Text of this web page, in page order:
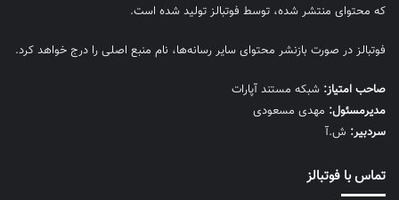
که محتوای منتشر شده، توسط فوتبالز تولید شده است.
فوتبالز در صورت بازنشر محتوای سایر رسانه‌ها، نام منبع اصلی را درج خواهد کرد.
صاحب امتیاز: شبکه مستند آپارات
مديرمسئول: مهدی مسعودی
سردبیر: ش.آ
تماس با فوتبالز